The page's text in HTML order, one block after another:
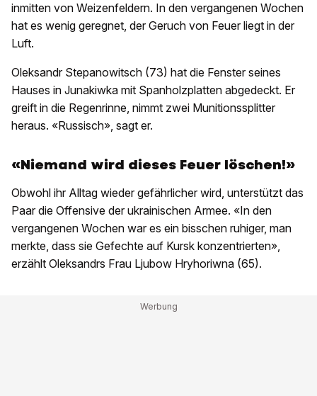
inmitten von Weizenfeldern. In den vergangenen Wochen
hat es wenig geregnet, der Geruch von Feuer liegt in der
Luft.
Oleksandr Stepanowitsch (73) hat die Fenster seines
Hauses in Junakiwka mit Spanholzplatten abgedeckt. Er
greift in die Regenrinne, nimmt zwei Munitionssplitter
heraus. «Russisch», sagt er.
«Niemand wird dieses Feuer löschen!»
Obwohl ihr Alltag wieder gefährlicher wird, unterstützt das
Paar die Offensive der ukrainischen Armee. «In den
vergangenen Wochen war es ein bisschen ruhiger, man
merkte, dass sie Gefechte auf Kursk konzentrierten»,
erzählt Oleksandrs Frau Ljubow Hryhoriwna (65).